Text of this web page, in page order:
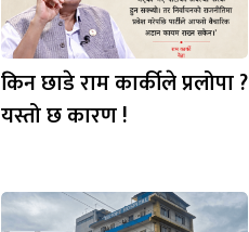
किन छाडे राम कार्कीले प्रलोपा ?
यस्तो छ कारण !